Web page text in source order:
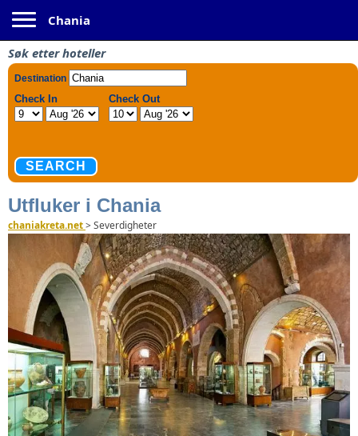
Chania
Søk etter hoteller
Utfluker i Chania
chaniakreta.net>Severdigheter